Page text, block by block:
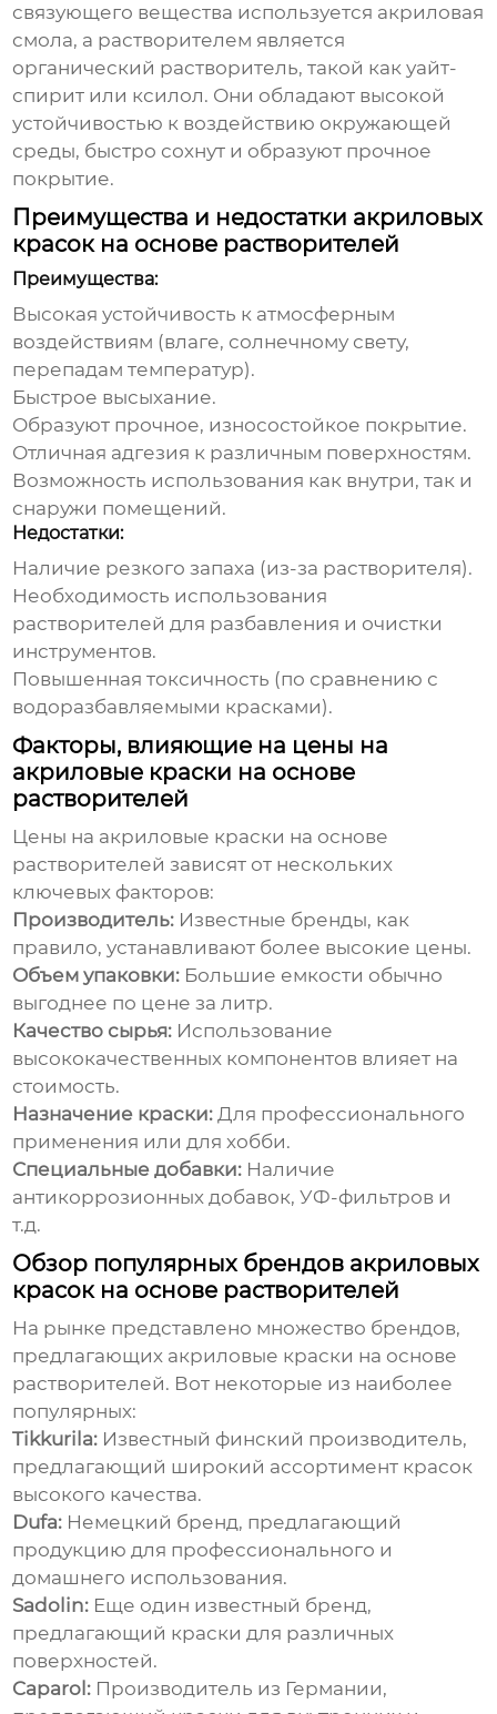
связующего вещества используется акриловая
смола, а растворителем является
органический растворитель, такой как уайт-
спирит или ксилол. Они обладают высокой
устойчивостью к воздействию окружающей
среды, быстро сохнут и образуют прочное
покрытие.
Преимущества и недостатки акриловых
красок на основе растворителей
Преимущества:
Высокая устойчивость к атмосферным
воздействиям (влаге, солнечному свету,
перепадам температур).
Быстрое высыхание.
Образуют прочное, износостойкое покрытие.
Отличная адгезия к различным поверхностям.
Возможность использования как внутри, так и
снаружи помещений.
Недостатки:
Наличие резкого запаха (из-за растворителя).
Необходимость использования
растворителей для разбавления и очистки
инструментов.
Повышенная токсичность (по сравнению с
водоразбавляемыми красками).
Факторы, влияющие на цены на
акриловые краски на основе
растворителей
Цены на акриловые краски на основе
растворителей зависят от нескольких
ключевых факторов:
Производитель: Известные бренды, как
правило, устанавливают более высокие цены.
Объем упаковки: Большие емкости обычно
выгоднее по цене за литр.
Качество сырья: Использование
высококачественных компонентов влияет на
стоимость.
Назначение краски: Для профессионального
применения или для хобби.
Специальные добавки: Наличие
антикоррозионных добавок, УФ-фильтров и
т.д.
Обзор популярных брендов акриловых
красок на основе растворителей
На рынке представлено множество брендов,
предлагающих акриловые краски на основе
растворителей. Вот некоторые из наиболее
популярных:
Tikkurila: Известный финский производитель,
предлагающий широкий ассортимент красок
высокого качества.
Dufa: Немецкий бренд, предлагающий
продукцию для профессионального и
домашнего использования.
Sadolin: Еще один известный бренд,
предлагающий краски для различных
поверхностей.
Caparol: Производитель из Германии,